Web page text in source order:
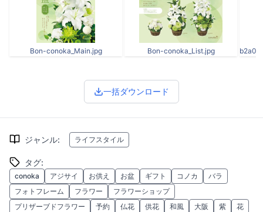
Bon-conoka_Main.jpg Bon-conoka_List.jpg
一括ダウンロード
ジャンル: ライフスタイル
タグ:
conoka アジサイ お供え お盆 ギフト コノカ
バラ
フォトフレーム
フラワー
フラワーショップ
プリザーブドフラワー
予約 仏花 供花 和風 大阪 紫 花